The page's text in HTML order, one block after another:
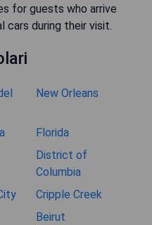
for guests who arrive
cars during their visit.
New Orleans
Florida
District of
Columbia
Cripple Creek
Beirut